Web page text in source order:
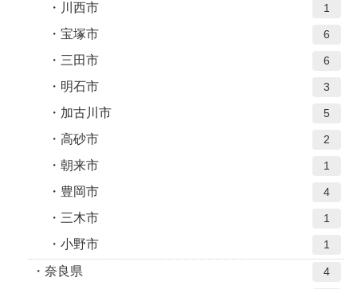
川西市 1
宝塚市 6
三田市 6
明石市 3
加古川市 5
高砂市 2
朝来市 1
豊岡市 4
三木市 1
小野市 1
奈良県 4